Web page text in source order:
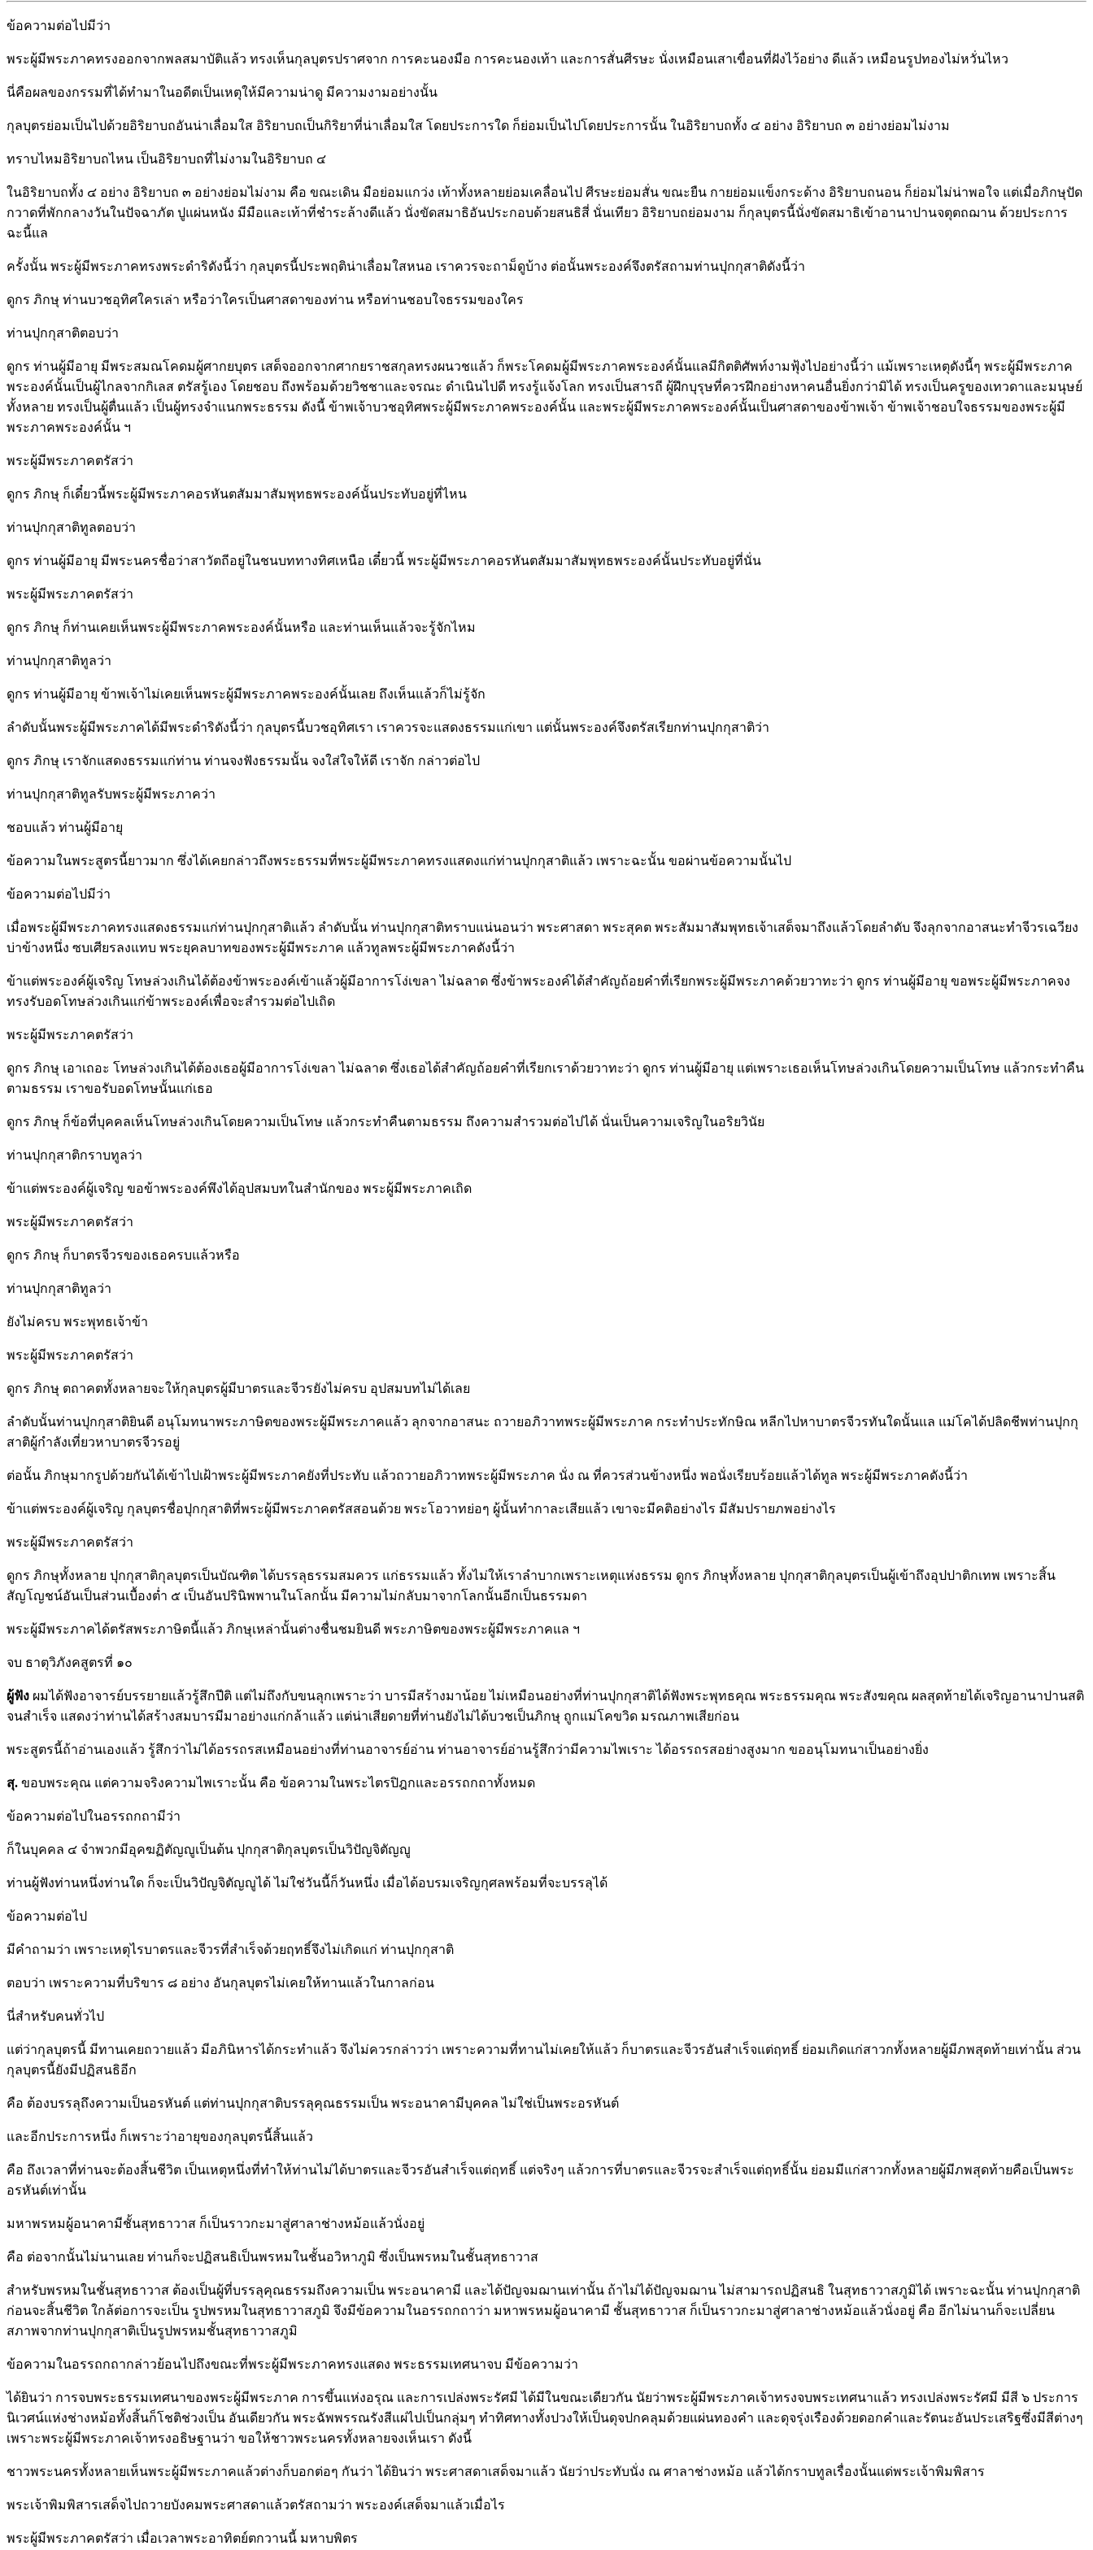
ข้อความต่อไปมีว่า
พระผู้มีพระภาคทรงออกจากพลสมาบัติแล้ว ทรงเห็นกุลบุตรปราศจาก การคะนองมือ การคะนองเท้า และการสั่นศีรษะ นั่งเหมือนเสาเขื่อนที่ฝังไว้อย่าง ดีแล้ว เหมือนรูปทองไม่หวั่นไหว
นี่คือผลของกรรมที่ได้ทำมาในอดีตเป็นเหตุให้มีความน่าดู มีความงามอย่างนั้น
กุลบุตรย่อมเป็นไปด้วยอิริยาบถอันน่าเลื่อมใส อิริยาบถเป็นกิริยาที่น่าเลื่อมใส โดยประการใด ก็ย่อมเป็นไปโดยประการนั้น ในอิริยาบถทั้ง ๔ อย่าง อิริยาบถ ๓ อย่างย่อมไม่งาม
ทราบไหมอิริยาบถไหน เป็นอิริยาบถที่ไม่งามในอิริยาบถ ๔
ในอิริยาบถทั้ง ๔ อย่าง อิริยาบถ ๓ อย่างย่อมไม่งาม คือ ขณะเดิน มือย่อมแกว่ง เท้าทั้งหลายย่อมเคลื่อนไป ศีรษะย่อมสั่น ขณะยืน กายย่อมแข็งกระด้าง อิริยาบถนอน ก็ย่อมไม่น่าพอใจ แต่เมื่อภิกษุปัด
กวาดที่พักกลางวันในปัจฉาภัต ปูแผ่นหนัง มีมือและเท้าที่ชำระล้างดีแล้ว นั่งขัดสมาธิอันประกอบด้วยสนธิสี่ นั่นเทียว อิริยาบถย่อมงาม ก็กุลบุตรนี้นั่งขัดสมาธิเข้าอานาปานจตุตถฌาน ด้วยประการ
ฉะนี้แล
ครั้งนั้น พระผู้มีพระภาคทรงพระดำริดังนี้ว่า กุลบุตรนี้ประพฤติน่าเลื่อมใสหนอ เราควรจะถาม็ดูบ้าง ต่อนั้นพระองค์จึงตรัสถามท่านปุกกุสาติดังนี้ว่า
ดูกร ภิกษุ ท่านบวชอุทิศใครเล่า หรือว่าใครเป็นศาสดาของท่าน หรือท่านชอบใจธรรมของใคร
ท่านปุกกุสาติตอบว่า
ดูกร ท่านผู้มีอายุ มีพระสมณโคดมผู้ศากยบุตร เสด็จออกจากศากยราชสกุลทรงผนวชแล้ว ก็พระโคดมผู้มีพระภาคพระองค์นั้นแลมีกิตติศัพท์งามฟุ้งไปอย่างนี้ว่า แม้เพราะเหตุดังนี้ๆ พระผู้มีพระภาค
พระองค์นั้นเป็นผู้ไกลจากกิเลส ตรัสรู้เอง โดยชอบ ถึงพร้อมด้วยวิชชาและจรณะ ดำเนินไปดี ทรงรู้แจ้งโลก ทรงเป็นสารถี ผู้ฝึกบุรุษที่ควรฝึกอย่างหาคนอื่นยิ่งกว่ามิได้ ทรงเป็นครูของเทวดาและมนุษย์
ทั้งหลาย ทรงเป็นผู้ตื่นแล้ว เป็นผู้ทรงจำแนกพระธรรม ดังนี้ ข้าพเจ้าบวชอุทิศพระผู้มีพระภาคพระองค์นั้น และพระผู้มีพระภาคพระองค์นั้นเป็นศาสดาของข้าพเจ้า ข้าพเจ้าชอบใจธรรมของพระผู้มี
พระภาคพระองค์นั้น ฯ
พระผู้มีพระภาคตรัสว่า
ดูกร ภิกษุ ก็เดี๋ยวนี้พระผู้มีพระภาคอรหันตสัมมาสัมพุทธพระองค์นั้นประทับอยู่ที่ไหน
ท่านปุกกุสาติทูลตอบว่า
ดูกร ท่านผู้มีอายุ มีพระนครชื่อว่าสาวัตถีอยู่ในชนบททางทิศเหนือ เดี๋ยวนี้ พระผู้มีพระภาคอรหันตสัมมาสัมพุทธพระองค์นั้นประทับอยู่ที่นั่น
พระผู้มีพระภาคตรัสว่า
ดูกร ภิกษุ ก็ท่านเคยเห็นพระผู้มีพระภาคพระองค์นั้นหรือ และท่านเห็นแล้วจะรู้จักไหม
ท่านปุกกุสาติทูลว่า
ดูกร ท่านผู้มีอายุ ข้าพเจ้าไม่เคยเห็นพระผู้มีพระภาคพระองค์นั้นเลย ถึงเห็นแล้วก็ไม่รู้จัก
ลำดับนั้นพระผู้มีพระภาคได้มีพระดำริดังนี้ว่า กุลบุตรนี้บวชอุทิศเรา เราควรจะแสดงธรรมแก่เขา แต่นั้นพระองค์จึงตรัสเรียกท่านปุกกุสาติว่า
ดูกร ภิกษุ เราจักแสดงธรรมแก่ท่าน ท่านจงฟังธรรมนั้น จงใส่ใจให้ดี เราจัก กล่าวต่อไป
ท่านปุกกุสาติทูลรับพระผู้มีพระภาคว่า
ชอบแล้ว ท่านผู้มีอายุ
ข้อความในพระสูตรนี้ยาวมาก ซึ่งได้เคยกล่าวถึงพระธรรมที่พระผู้มีพระภาคทรงแสดงแก่ท่านปุกกุสาติแล้ว เพราะฉะนั้น ขอผ่านข้อความนั้นไป
ข้อความต่อไปมีว่า
เมื่อพระผู้มีพระภาคทรงแสดงธรรมแก่ท่านปุกกุสาติแล้ว ลำดับนั้น ท่านปุกกุสาติทราบแน่นอนว่า พระศาสดา พระสุคต พระสัมมาสัมพุทธเจ้าเสด็จมาถึงแล้วโดยลำดับ จึงลุกจากอาสนะทำจีวรเฉวียง
บ่าข้างหนึ่ง ซบเศียรลงแทบ พระยุคลบาทของพระผู้มีพระภาค แล้วทูลพระผู้มีพระภาคดังนี้ว่า
ข้าแต่พระองค์ผู้เจริญ โทษล่วงเกินได้ต้องข้าพระองค์เข้าแล้วผู้มีอาการโง่เขลา ไม่ฉลาด ซึ่งข้าพระองค์ได้สำคัญถ้อยคำที่เรียกพระผู้มีพระภาคด้วยวาทะว่า ดูกร ท่านผู้มีอายุ ขอพระผู้มีพระภาคจง
ทรงรับอดโทษล่วงเกินแก่ข้าพระองค์เพื่อจะสำรวมต่อไปเถิด
พระผู้มีพระภาคตรัสว่า
ดูกร ภิกษุ เอาเถอะ โทษล่วงเกินได้ต้องเธอผู้มีอาการโง่เขลา ไม่ฉลาด ซึ่งเธอได้สำคัญถ้อยคำที่เรียกเราด้วยวาทะว่า ดูกร ท่านผู้มีอายุ แต่เพราะเธอเห็นโทษล่วงเกินโดยความเป็นโทษ แล้วกระทำคืน
ตามธรรม เราขอรับอดโทษนั้นแก่เธอ
ดูกร ภิกษุ ก็ข้อที่บุคคลเห็นโทษล่วงเกินโดยความเป็นโทษ แล้วกระทำคืนตามธรรม ถึงความสำรวมต่อไปได้ นั่นเป็นความเจริญในอริยวินัย
ท่านปุกกุสาติกราบทูลว่า
ข้าแต่พระองค์ผู้เจริญ ขอข้าพระองค์พึงได้อุปสมบทในสำนักของ พระผู้มีพระภาคเถิด
พระผู้มีพระภาคตรัสว่า
ดูกร ภิกษุ ก็บาตรจีวรของเธอครบแล้วหรือ
ท่านปุกกุสาติทูลว่า
ยังไม่ครบ พระพุทธเจ้าข้า
พระผู้มีพระภาคตรัสว่า
ดูกร ภิกษุ ตถาคตทั้งหลายจะให้กุลบุตรผู้มีบาตรและจีวรยังไม่ครบ อุปสมบทไม่ได้เลย
ลำดับนั้นท่านปุกกุสาติยินดี อนุโมทนาพระภาษิตของพระผู้มีพระภาคแล้ว ลุกจากอาสนะ ถวายอภิวาทพระผู้มีพระภาค กระทำประทักษิณ หลีกไปหาบาตรจีวรทันใดนั้นแล แม่โคได้ปลิดชีพท่านปุกกุ
สาติผู้กำลังเที่ยวหาบาตรจีวรอยู่
ต่อนั้น ภิกษุมากรูปด้วยกันได้เข้าไปเฝ้าพระผู้มีพระภาคยังที่ประทับ แล้วถวายอภิวาทพระผู้มีพระภาค นั่ง ณ ที่ควรส่วนข้างหนึ่ง พอนั่งเรียบร้อยแล้วได้ทูล พระผู้มีพระภาคดังนี้ว่า
ข้าแต่พระองค์ผู้เจริญ กุลบุตรชื่อปุกกุสาติที่พระผู้มีพระภาคตรัสสอนด้วย พระโอวาทย่อๆ ผู้นั้นทำกาละเสียแล้ว เขาจะมีคติอย่างไร มีสัมปรายภพอย่างไร
พระผู้มีพระภาคตรัสว่า
ดูกร ภิกษุทั้งหลาย ปุกกุสาติกุลบุตรเป็นบัณฑิต ได้บรรลุธรรมสมควร แก่ธรรมแล้ว ทั้งไม่ให้เราลำบากเพราะเหตุแห่งธรรม ดูกร ภิกษุทั้งหลาย ปุกกุสาติกุลบุตรเป็นผู้เข้าถึงอุปปาติกเทพ เพราะสิ้น
สัญโญชน์อันเป็นส่วนเบื้องต่ำ ๕ เป็นอันปรินิพพานในโลกนั้น มีความไม่กลับมาจากโลกนั้นอีกเป็นธรรมดา
พระผู้มีพระภาคได้ตรัสพระภาษิตนี้แล้ว ภิกษุเหล่านั้นต่างชื่นชมยินดี พระภาษิตของพระผู้มีพระภาคแล ฯ
จบ ธาตุวิภังคสูตรที่ ๑๐
ผู้ฟัง ผมได้ฟังอาจารย์บรรยายแล้วรู้สึกปีติ แต่ไม่ถึงกับขนลุกเพราะว่า บารมีสร้างมาน้อย ไม่เหมือนอย่างที่ท่านปุกกุสาติได้ฟังพระพุทธคุณ พระธรรมคุณ พระสังฆคุณ ผลสุดท้ายได้เจริญอานาปานสติ
จนสำเร็จ แสดงว่าท่านได้สร้างสมบารมีมาอย่างแก่กล้าแล้ว แต่น่าเสียดายที่ท่านยังไม่ได้บวชเป็นภิกษุ ถูกแม่โคขวิด มรณภาพเสียก่อน
พระสูตรนี้ถ้าอ่านเองแล้ว รู้สึกว่าไม่ได้อรรถรสเหมือนอย่างที่ท่านอาจารย์อ่าน ท่านอาจารย์อ่านรู้สึกว่ามีความไพเราะ ได้อรรถรสอย่างสูงมาก ขออนุโมทนาเป็นอย่างยิ่ง
สุ. ขอบพระคุณ แต่ความจริงความไพเราะนั้น คือ ข้อความในพระไตรปิฎกและอรรถกถาทั้งหมด
ข้อความต่อไปในอรรถกถามีว่า
ก็ในบุคคล ๔ จำพวกมีอุคฆฏิตัญญูเป็นต้น ปุกกุสาติกุลบุตรเป็นวิปัญจิตัญญู
ท่านผู้ฟังท่านหนึ่งท่านใด ก็จะเป็นวิปัญจิตัญญูได้ ไม่ใช่วันนี้ก็วันหนึ่ง เมื่อได้อบรมเจริญกุศลพร้อมที่จะบรรลุได้
ข้อความต่อไป
มีคำถามว่า เพราะเหตุไรบาตรและจีวรที่สำเร็จด้วยฤทธิ์จึงไม่เกิดแก่ ท่านปุกกุสาติ
ตอบว่า เพราะความที่บริขาร ๘ อย่าง อันกุลบุตรไม่เคยให้ทานแล้วในกาลก่อน
นี่สำหรับคนทั่วไป
แต่ว่ากุลบุตรนี้ มีทานเคยถวายแล้ว มีอภินิหารได้กระทำแล้ว จึงไม่ควรกล่าวว่า เพราะความที่ทานไม่เคยให้แล้ว ก็บาตรและจีวรอันสำเร็จแต่ฤทธิ์ ย่อมเกิดแก่สาวกทั้งหลายผู้มีภพสุดท้ายเท่านั้น ส่วน
กุลบุตรนี้ยังมีปฏิสนธิอีก
คือ ต้องบรรลุถึงความเป็นอรหันต์ แต่ท่านปุกกุสาติบรรลุคุณธรรมเป็น พระอนาคามีบุคคล ไม่ใช่เป็นพระอรหันต์
และอีกประการหนึ่ง ก็เพราะว่าอายุของกุลบุตรนี้สิ้นแล้ว
คือ ถึงเวลาที่ท่านจะต้องสิ้นชีวิต เป็นเหตุหนึ่งที่ทำให้ท่านไม่ได้บาตรและจีวรอันสำเร็จแต่ฤทธิ์ แต่จริงๆ แล้วการที่บาตรและจีวรจะสำเร็จแต่ฤทธิ์นั้น ย่อมมีแก่สาวกทั้งหลายผู้มีภพสุดท้ายคือเป็นพระ
อรหันต์เท่านั้น
มหาพรหมผู้อนาคามีชั้นสุทธาวาส ก็เป็นราวกะมาสู่ศาลาช่างหม้อแล้วนั่งอยู่
คือ ต่อจากนั้นไม่นานเลย ท่านก็จะปฏิสนธิเป็นพรหมในชั้นอวิหาภูมิ ซึ่งเป็นพรหมในชั้นสุทธาวาส
สำหรับพรหมในชั้นสุทธาวาส ต้องเป็นผู้ที่บรรลุคุณธรรมถึงความเป็น พระอนาคามี และได้ปัญจมฌานเท่านั้น ถ้าไม่ได้ปัญจมฌาน ไม่สามารถปฏิสนธิ ในสุทธาวาสภูมิได้ เพราะฉะนั้น ท่านปุกกุสาติ
ก่อนจะสิ้นชีวิต ใกล้ต่อการจะเป็น รูปพรหมในสุทธาวาสภูมิ จึงมีข้อความในอรรถกถาว่า มหาพรหมผู้อนาคามี ชั้นสุทธาวาส ก็เป็นราวกะมาสู่ศาลาช่างหม้อแล้วนั่งอยู่ คือ อีกไม่นานก็จะเปลี่ยน
สภาพจากท่านปุกกุสาติเป็นรูปพรหมชั้นสุทธาวาสภูมิ
ข้อความในอรรถกถากล่าวย้อนไปถึงขณะที่พระผู้มีพระภาคทรงแสดง พระธรรมเทศนาจบ มีข้อความว่า
ได้ยินว่า การจบพระธรรมเทศนาของพระผู้มีพระภาค การขึ้นแห่งอรุณ และการเปล่งพระรัศมี ได้มีในขณะเดียวกัน นัยว่าพระผู้มีพระภาคเจ้าทรงจบพระเทศนาแล้ว ทรงเปล่งพระรัศมี มีสี ๖ ประการ
นิเวศน์แห่งช่างหม้อทั้งสิ้นก็โชติช่วงเป็น อันเดียวกัน พระฉัพพรรณรังสีแผ่ไปเป็นกลุ่มๆ ทำทิศทางทั้งปวงให้เป็นดุจปกคลุมด้วยแผ่นทองคำ และดุจรุ่งเรืองด้วยดอกคำและรัตนะอันประเสริฐซึ่งมีสีต่างๆ
เพราะพระผู้มีพระภาคเจ้าทรงอธิษฐานว่า ขอให้ชาวพระนครทั้งหลายจงเห็นเรา ดังนี้
ชาวพระนครทั้งหลายเห็นพระผู้มีพระภาคแล้วต่างก็บอกต่อๆ กันว่า ได้ยินว่า พระศาสดาเสด็จมาแล้ว นัยว่าประทับนั่ง ณ ศาลาช่างหม้อ แล้วได้กราบทูลเรื่องนั้นแด่พระเจ้าพิมพิสาร
พระเจ้าพิมพิสารเสด็จไปถวายบังคมพระศาสดาแล้วตรัสถามว่า พระองค์เสด็จมาแล้วเมื่อไร
พระผู้มีพระภาคตรัสว่า เมื่อเวลาพระอาทิตย์ตกวานนี้ มหาบพิตร